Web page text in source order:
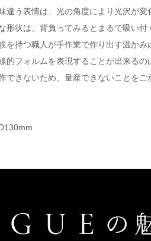
違う表情は、光の角度により光沢が変
形状は、背負ってみるとまるで吸い付
を持つ職人が手作業で作り出す温か
的フォルムを表現することが出来るの
できないため、量産できないことをご